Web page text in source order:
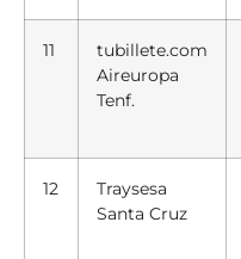
11
tubillete.com
Aireuropa
Tenf.
12
Traysesa
Santa Cruz